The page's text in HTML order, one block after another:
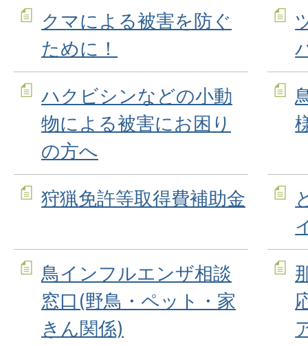
クマによる被害を防ぐ
ために！
ハクビシンなどの小動
物による被害にお困り
の方へ
狩猟免許等取得費補助金
鳥インフルエンザ相談
窓口(野鳥・ペット・家
きん関係)